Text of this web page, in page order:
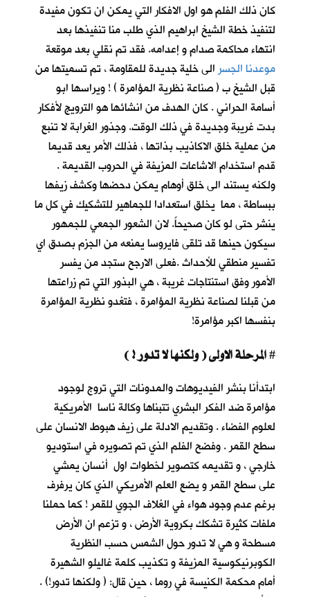
كان ذلك الفلم هو اول الافكار التي يمكن ان تكون مفيدة
لتنفيذ خطة الشيخ ابراهيم الذي طلب منا تنفيذها بعد
انتهاء محاكمة صدام و إعدامه. فقد تم نقلي بعد موقعة
موعدنا الجسرالى خلية جديدة للمقاومة ، تم تسميتها من
قبل الشيخ ب ( صناعة نظرية المؤامرة ) ! ويراسها ابو
أسامة الحراني . كان الهدف من انشائها هو الترويج لأفكار
بدت غريبة وجديدة في ذلك الوقت. وجذور الغرابة لا تنبع
من عملية خلق الاكاذيب بذاتها ، فذلك الأمر يعد قديما
قدم استخدام الاشاعات المزيفة في الحروب القديمة .
ولكنه يستند الى خلق أوهام يمكن دحضها وكشف زيفها
ببساطة ، مما يخلق استعدادا للجماهير للتشكيك في كل ما
ينشر حتى لو كان صحيحاً. لان الشعور الجمعي للجمهور
سيكون حينها قد تلقى فايروسا يمنعه من الجزم بصدق اي
تفسير منطقي للأحداث .فعلى الارجح ستجد من يفسر
الأمور وفق استنتاجات غريبة ، هي البذور التي تم زراعتها
من قبلنا لصناعة نظرية المؤامرة ، فتغدو نظرية المؤامرة
بنفسها اكبر مؤامرة!
#
ابتدأنا بنشر الفيديوهات والمدونات التي تروج لوجود
مؤامرة ضد الفكر البشري تتبناها وكالة ناسا الأمريكية
لعلوم الفضاء . وتقديم الادلة على زيف هبوط الانسان على
سطح القمر . وفضح الفلم الذي تم تصويره في استوديو
خارجي ، و تقديمه كتصوير لخطوات اول أنسان يمشي
على سطح القمر و يضع العلم الأمريكي الذي كان يرفرف
برغم عدم وجود هواء في الغلاف الجوي للقمر ! كما حملنا
ملفات كثيرة تشكك بكروية الأرض ، و تزعم ان الأرض
مسطحة و هي لا تدور حول الشمس حسب النظرية
الكوبرنيكوسية المزيفة و تكذيب كلمة غاليلو الشهيرة
أمام محكمة الكنيسة في روما ، حين قال: ( ولكنها تدور!) .